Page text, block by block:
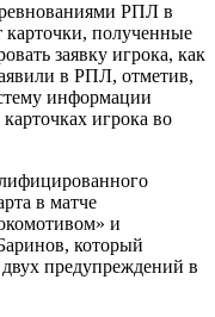
РПЛ в
карточки, полученные
заявку игрока, как
в РПЛ, отметив,
информации
игрока во
в матче
и
который
предупреждений в